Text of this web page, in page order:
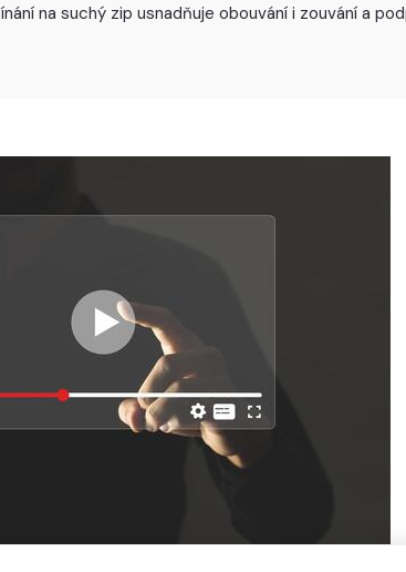
na suchý zip usnadňuje obouvání i zouvání a